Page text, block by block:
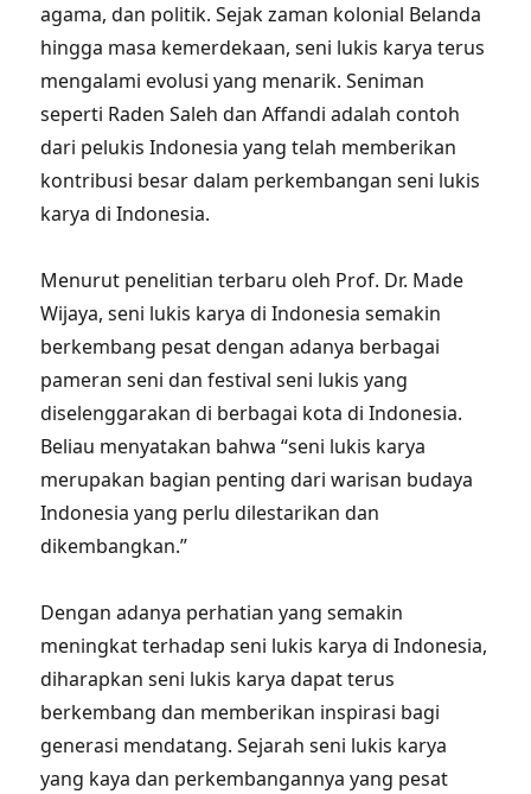
agama, dan politik. Sejak zaman kolonial Belanda
hingga masa kemerdekaan, seni lukis karya terus
mengalami evolusi yang menarik. Seniman
seperti Raden Saleh dan Affandi adalah contoh
dari pelukis Indonesia yang telah memberikan
kontribusi besar dalam perkembangan seni lukis
karya di Indonesia.
Menurut penelitian terbaru oleh Prof. Dr. Made
Wijaya, seni lukis karya di Indonesia semakin
berkembang pesat dengan adanya berbagai
pameran seni dan festival seni lukis yang
diselenggarakan di berbagai kota di Indonesia.
Beliau menyatakan bahwa “seni lukis karya
merupakan bagian penting dari warisan budaya
Indonesia yang perlu dilestarikan dan
dikembangkan.”
Dengan adanya perhatian yang semakin
meningkat terhadap seni lukis karya di Indonesia,
diharapkan seni lukis karya dapat terus
berkembang dan memberikan inspirasi bagi
generasi mendatang. Sejarah seni lukis karya
yang kaya dan perkembangannya yang pesat